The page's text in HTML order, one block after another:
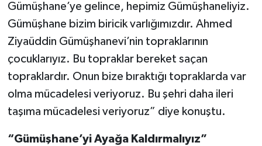
Gümüşhane’ye gelince, hepimiz Gümüşhaneliyiz.
Gümüşhane bizim biricik varlığımızdır. Ahmed
Ziyaüddin Gümüşhanevi’nin topraklarının
çocuklarıyız. Bu topraklar bereket saçan
topraklardır. Onun bize bıraktığı topraklarda var
olma mücadelesi veriyoruz. Bu şehri daha ileri
taşıma mücadelesi veriyoruz” diye konuştu.
“Gümüşhane’yi Ayağa Kaldırmalıyız”